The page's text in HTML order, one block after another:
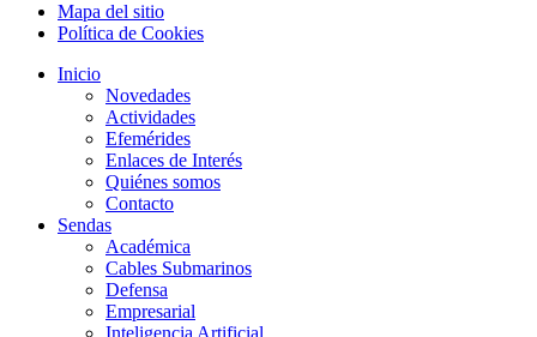
Mapa del sitio
Política de Cookies
Inicio
Novedades
Actividades
Efemérides
Enlaces de Interés
Quiénes somos
Contacto
Sendas
Académica
Cables Submarinos
Defensa
Empresarial